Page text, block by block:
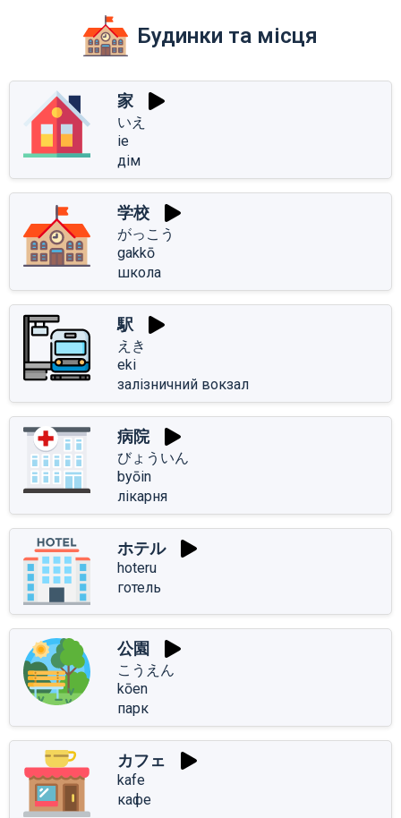
Будинки та місця
家
いえ
ie
дім
学校
がっこう
gakkō
школа
駅
えき
eki
залізничний вокзал
病院
びょういん
byōin
лікарня
ホテル
hoteru
готель
公園
こうえん
kōen
парк
カフェ
kafe
кафе